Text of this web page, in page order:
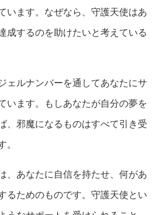
います。なぜなら、守護天使はあ
成するのを助けたいと考えている
ェルナンバーを通してあなたにサ
います。もしあなたが自分の夢を
、邪魔になるものはすべて引き受
。
、あなたに自信を持たせ、何があ
るためのものです。守護天使とい